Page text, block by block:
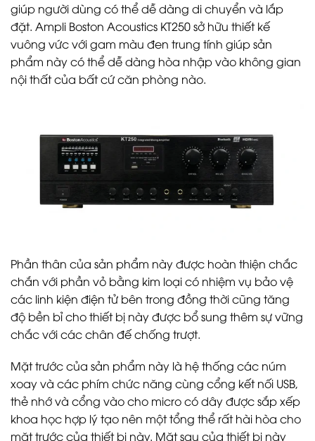
giúp người dùng có thể dễ dàng di chuyển và lắp
đặt. Ampli Boston Acoustics KT250 sở hữu thiết kế
vuông vức với gam màu đen trung tính giúp sản
phẩm này có thể dễ dàng hòa nhập vào không gian
nội thất của bất cứ căn phòng nào.
Phần thân của sản phẩm này được hoàn thiện chắc
chắn với phần vỏ bằng kim loại có nhiệm vụ bảo vệ
các linh kiện điện tử bên trong đồng thời cũng tăng
độ bền bỉ cho thiết bị này được bổ sung thêm sự vững
chắc với các chân đế chống trượt.
Mặt trước của sản phẩm này là hệ thống các núm
xoay và các phím chức năng cùng cổng kết nối USB,
thẻ nhớ và cổng vào cho micro có dây được sắp xếp
khoa học hợp lý tạo nên một tổng thể rất hài hòa cho
mặt trước của thiết bị này. Mặt sau của thiết bị này